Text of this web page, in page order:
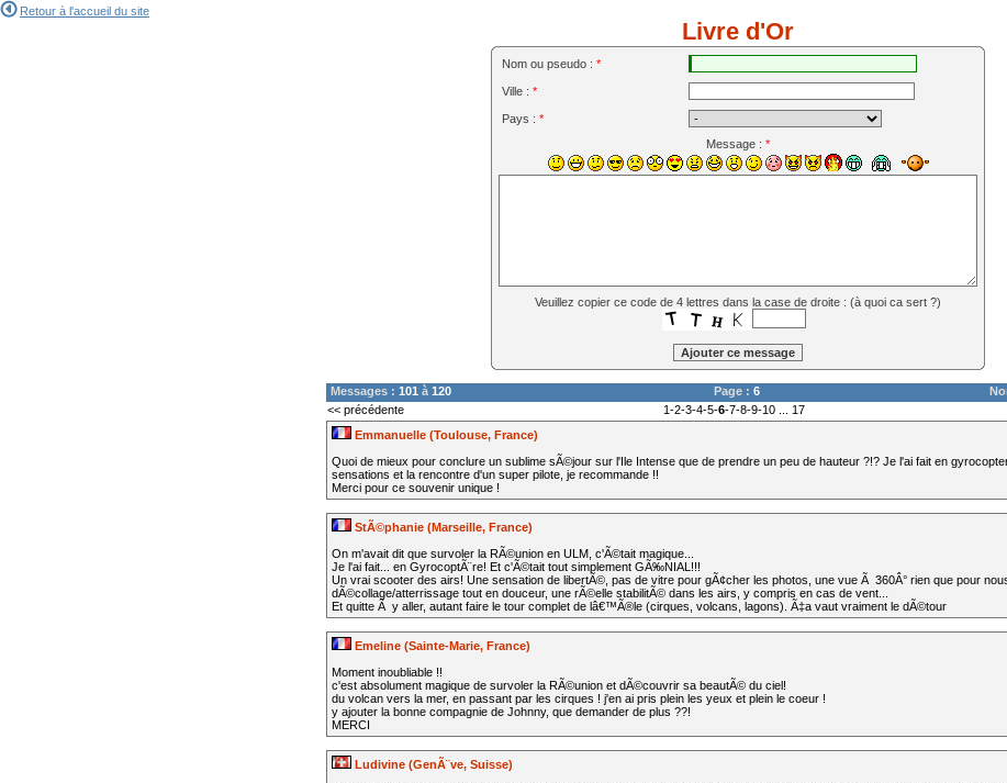
Retour à l'accueil du site
Livre d'Or
Nom ou pseudo : *
Ville : *
Pays : *
Message : *
Veuillez copier ce code de 4 lettres dans la case de droite : (à quoi ca sert ?)
Messages : 101 à 120 Page : 6
<< précédente
1-2-3-4-5-6-7-8-9-10... 17
Emmanuelle (Toulouse, France)
Quoi de mieux pour conclure un sublime sÃ©jour sur l'Ile Intense que de prendre un peu de hauteur ?!? Je l'ai fait en
sensations et la rencontre d'un super pilote, je recommande !!
Merci pour ce souvenir unique !
StÃ©phanie (Marseille, France)
On m'avait dit que survoler la RÃ©union en ULM, c'Ã©tait magique...
Je l'ai fait... en GyrocoptÃ¨re! Et c'Ã©tait tout simplement GÃ‰NIAL!!!
Un vrai scooter des airs! Une sensation de libertÃ©, pas de vitre pour gÃ¢cher les photos, une vue Ã 360Â° rien que pour
dÃ©collage/atterrissage tout en douceur, une rÃ©elle stabilitÃ© dans les airs, y compris en cas de vent...
Et quitte Ã y aller, autant faire le tour complet de lâ€™Ã®le (cirques, volcans, lagons). Ã‡a vaut vraiment le dÃ©tour
Emeline (Sainte-Marie, France)
Moment inoubliable !!
c'est absolument magique de survoler la RÃ©union et dÃ©couvrir sa beautÃ© du ciel!
du volcan vers la mer, en passant par les cirques ! j'en ai pris plein les yeux et plein le coeur !
y ajouter la bonne compagnie de Johnny, que demander de plus ??!
MERCI
Ludivine (GenÃ¨ve, Suisse)